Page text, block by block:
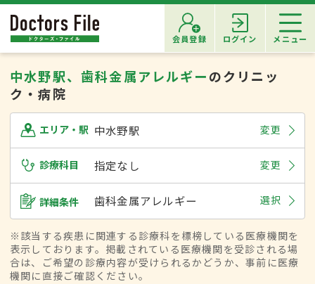
会員登録 ログイン メニュー
中水野駅、歯科金属アレルギーのクリニッ
ク・病院
エリア・駅 中水野駅 変更
診療科目 指定なし 変更
詳細条件 歯科金属アレルギー 選択
※該当する疾患に関連する診療科を標榜している医療機関を
表示しております。掲載されている医療機関を受診される場
合は、ご希望の診療内容が受けられるかどうか、事前に医療
機関に直接ご確認ください。